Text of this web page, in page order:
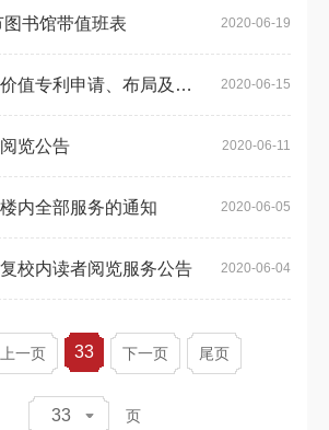
2020-06-19
书馆带值班表
2020-06-15
在线讲座：高价值专利申请、布局及转化
2020-06-11
览公告
2020-06-05
内全部服务的通知
2020-06-04
校内读者阅览服务公告
上一页 33 下一页 尾页
33 页